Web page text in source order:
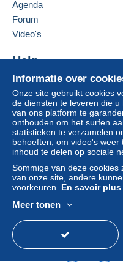
brief) +
Alle betalingen worden
overschrijving naar uw
betalingen gedaan per
rechtstreeks aan de
De koper gebruikt de
beschikking stelt in de
Een betaling die niet is
Deze verkoper
Informatie over
Onze site gebruikt cookies
de diensten te leveren die
van ons platform te
onthouden om het surfen
statistieken te verzamelen
behoeften, om video's
inhoud te delen op sociale
Sommige van deze cookies
van onze site, andere
voorkeuren. En savoir plus
Meer tonen
Agenda
Forum
Video's
Help
Hulpcentrum
Kopen op Delcampe
Verkopen op Delcampe
Een beveiligde website